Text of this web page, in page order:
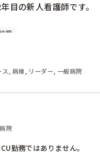
目の新人看護師です。
ですが、4床しかない
で体調を崩して1ヶ月休
の人もまだ未自立で、
て先輩はICU応援で出勤
るという形になっていま
り立ちに向けて…となる
ーダーもするようになり
期
ス, 病棟, リーダー, 一般病院
院
勤務ではありません。